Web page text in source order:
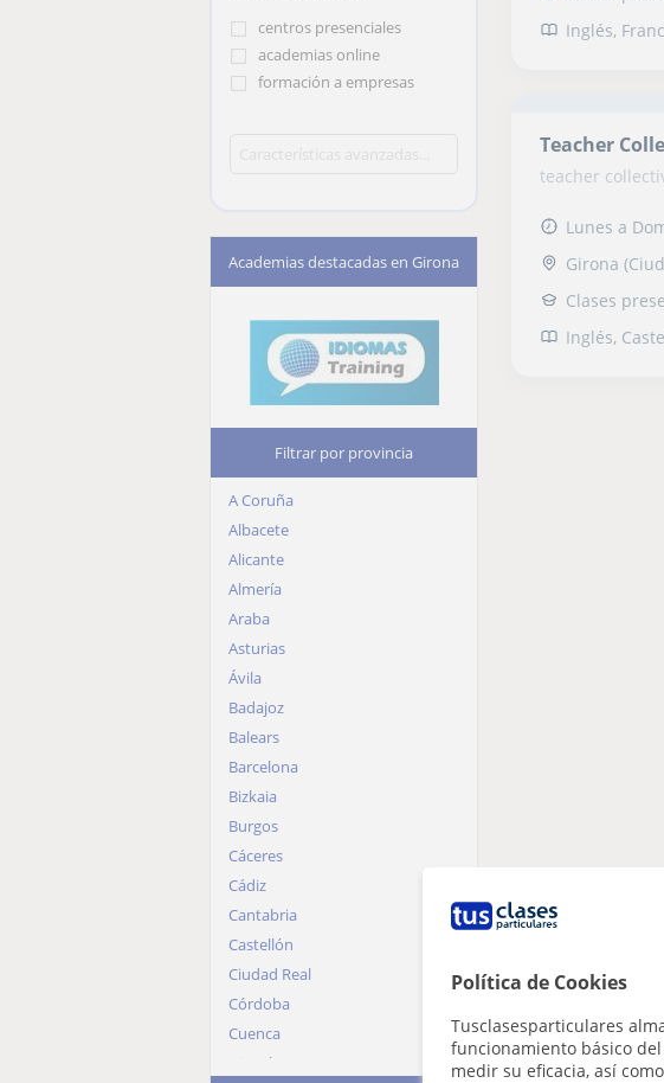
Política de Cookies
Tusclasesparticulares
funcionamiento básico
medir su eficacia, así
Teacher
teacher
Lunes a
Girona
centros presenciales
academias online
formación a empresas
Academias destacadas en Girona
Filtrar por provincia
A Coruña
Albacete
Alicante
Almería
Araba
Asturias
Ávila
Badajoz
Balears
Barcelona
Bizkaia
Burgos
Cáceres
Cádiz
Cantabria
Castellón
Ciudad Real
Córdoba
Cuenca
Gipuzkoa